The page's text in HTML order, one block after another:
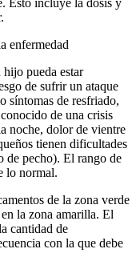
enfermedad
hijo pueda estar
de sufrir un ataque
síntomas de resfriado,
conocido de una crisis
noche, dolor de vientre
tienen dificultades
de pecho). El rango de
lo normal.
de la zona verde
la zona amarilla. El
cantidad de
con la que debe